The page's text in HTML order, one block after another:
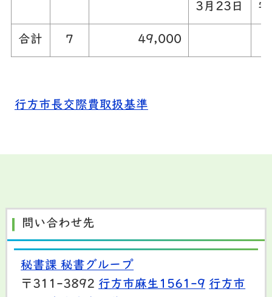
3月23日
合計 7 49,000
行方市長交際費取扱基準
問い合わせ先
秘書課 秘書グループ
〒311-3892 行方市麻生1561-9 行方市